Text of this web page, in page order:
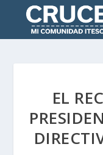
EL